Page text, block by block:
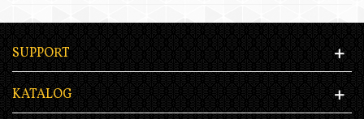
SUPPORT
KATALOG